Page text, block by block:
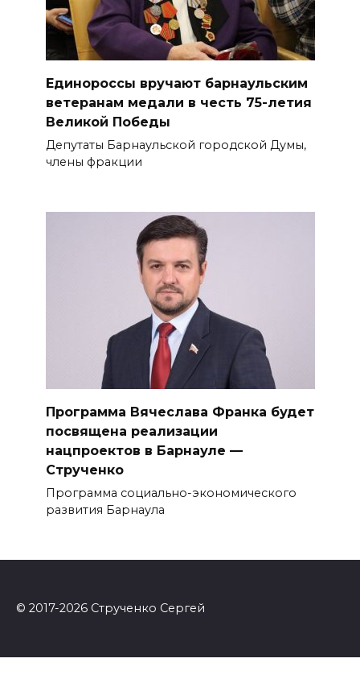
Единороссы вручают барнаульским
ветеранам медали в честь 75-летия
Великой Победы
Депутаты Барнаульской городской Думы,
члены фракции
Программа Вячеслава Франка будет
посвящена реализации
нацпроектов в Барнауле —
Струченко
Программа социально-экономического
развития Барнаула
© 2017-2026 Струченко Сергей